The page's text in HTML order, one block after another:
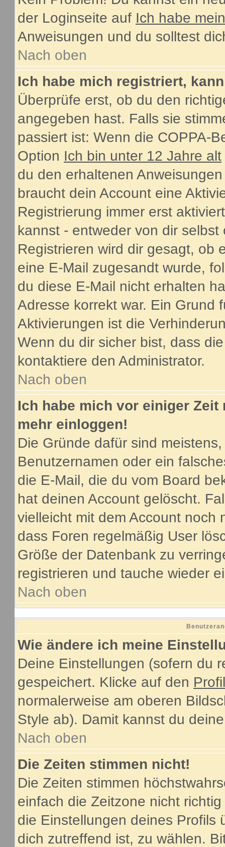
der Loginseite auf Ich habe
Anweisungen und du solltest
Nach oben
Ich habe mich registriert,
Überprüfe erst, ob du den
angegeben hast. Falls sie
passiert ist: Wenn die COPPA-
Option Ich bin unter 12 Jahre alt
du den erhaltenen
braucht dein Account eine
Registrierung immer erst
kannst - entweder von dir
Registrieren wird dir gesagt, ob
eine E-Mail zugesandt wurde,
du diese E-Mail nicht erhalten
Adresse korrekt war. Ein Grund
Aktivierungen ist die
Wenn du dir sicher bist, dass
kontaktiere den Administrator.
Nach oben
Ich habe mich vor einiger
mehr einloggen!
Die Gründe dafür sind
Benutzernamen oder ein
die E-Mail, die du vom Board
hat deinen Account gelöscht.
vielleicht mit dem Account noch
dass Foren regelmäßig User
Größe der Datenbank zu
registrieren und tauche wieder
Nach oben
Wie ändere ich meine
Deine Einstellungen (sofern du
gespeichert. Klicke auf den Profil
normalerweise am oberen
Style ab). Damit kannst du
Nach oben
Die Zeiten stimmen nicht!
Die Zeiten stimmen
einfach die Zeitzone nicht
die Einstellungen deines Profils
dich zutreffend ist, zu wählen.